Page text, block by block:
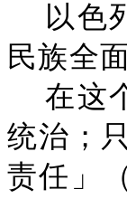
以色
民族全
在这
统治；
责任」